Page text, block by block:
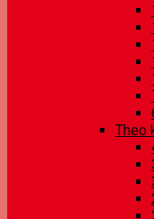
Theo